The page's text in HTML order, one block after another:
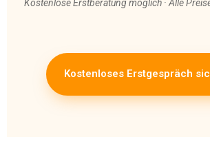
Kostenlose Erstberatung möglich · Alle
Kostenloses Erstgespräch